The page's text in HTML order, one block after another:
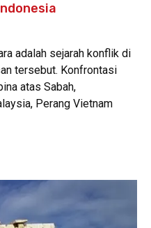
adalah sejarah konflik di
tersebut. Konfrontasi
atas Sabah,
Perang Vietnam